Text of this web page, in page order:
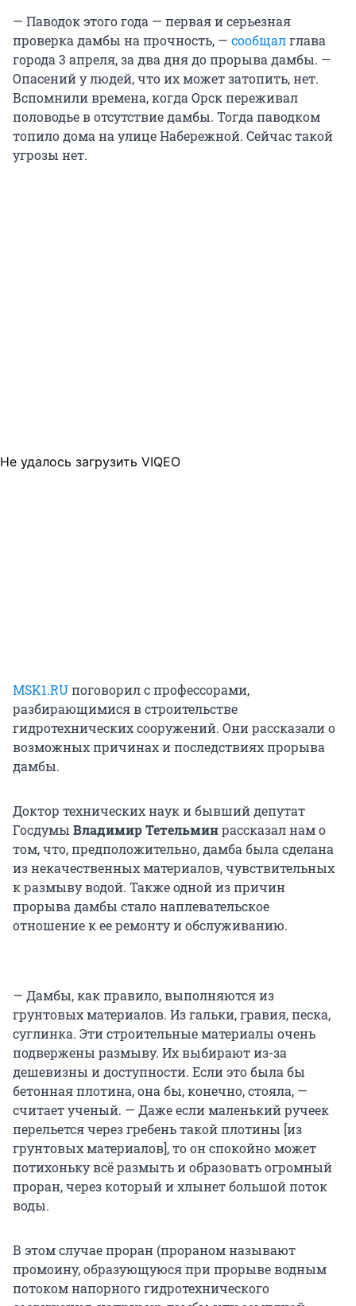
— Паводок этого года — первая и серьезная
проверка дамбы на прочность, — сообщалглава
города 3 апреля, за два дня до прорыва дамбы. —
Опасений у людей, что их может затопить, нет.
Вспомнили времена, когда Орск переживал
половодье в отсутствие дамбы. Тогда паводком
топило дома на улице Набережной. Сейчас такой
угрозы нет.
Не удалось загрузить VIQEO
MSK1.RUпоговорил с профессорами,
разбирающимися в строительстве
гидротехнических сооружений. Они рассказали о
возможных причинах и последствиях прорыва
дамбы.
Доктор технических наук и бывший депутат
Госдумы Владимир Тетельминрассказал нам о
том, что, предположительно, дамба была сделана
из некачественных материалов, чувствительных
к размыву водой. Также одной из причин
прорыва дамбы стало наплевательское
отношение к ее ремонту и обслуживанию.
— Дамбы, как правило, выполняются из
грунтовых материалов. Из гальки, гравия, песка,
суглинка. Эти строительные материалы очень
подвержены размыву. Их выбирают из-за
дешевизны и доступности. Если это была бы
бетонная плотина, она бы, конечно, стояла, —
считает ученый. — Даже если маленький ручеек
перельется через гребень такой плотины [из
грунтовых материалов], то он спокойно может
потихоньку всё размыть и образовать огромный
проран, через который и хлынет большой поток
воды.
В этом случае проран (прораном называют
промоину, образующуюся при прорыве водным
потоком напорного гидротехнического